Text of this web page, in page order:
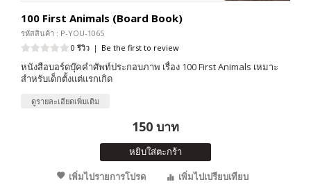
100 First Animals (Board Book)
รหัสสินค้า : P-YOU-1065
0 รีวิว | Be the first to review
หนังสือบอร์ดบุ๊คคำศัพท์ประกอบภาพ เรื่อง 100 First Animals เหมาะ
สำหรับเด็กตั้งแต่แรกเกิด
ดูรายละเอียดเพิ่มเติม
150 บาท
หยิบใส่ตะกร้า
เพิ่มไปรายการโปรด
เพิ่มไปเปรียบเทียบ